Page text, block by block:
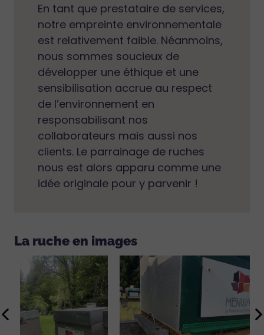
En tant que prestataire de services,
notre empreinte environnementale
est relativement faible. Néanmoins,
nous sommes soucieux de
développer une éthique et une
sensibilisation accrue au respect
de l’environnement en
responsabilisant nos
collaborateurs mais aussi nos
clients. Le parrainage de ruches
nous est alors apparu comme une
idée originale pour y parvenir !
La ruche en images